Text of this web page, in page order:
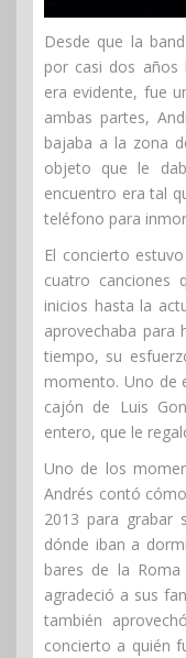
Desde que la
por casi dos años
era evidente, fue
ambas partes,
bajaba a la zona
objeto que le
encuentro era tal
teléfono para
El concierto
cuatro canciones
inicios hasta la
aprovechaba para
tiempo, su
momento. Uno de
cajón de Luis
entero, que le
Uno de los
Andrés contó
2013 para grabar
dónde iban a
bares de la
agradeció a sus
también
concierto a quién